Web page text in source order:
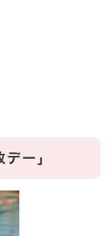
ー」